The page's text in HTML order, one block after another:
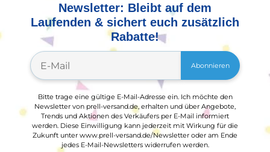
Newsletter: Bleibt auf dem
Laufenden & sichert euch zusätzlich
Rabatte!
Abonnieren
Bitte trage eine gültige E-Mail-Adresse ein. Ich möchte den
Newsletter von prell-versand.de, erhalten und über Angebote,
Trends und Aktionen des Verkäufers per E-Mail informiert
werden. Diese Einwilligung kann jederzeit mit Wirkung für die
Zukunft unter www.prell-versand.de/Newsletter oder am Ende
jedes E-Mail-Newsletters widerrufen werden.